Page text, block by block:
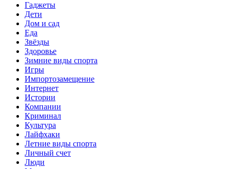
Гаджеты
Дети
Дом и сад
Еда
Звёзды
Здоровье
Зимние виды спорта
Игры
Импортозамещение
Интернет
Истории
Компании
Криминал
Культура
Лайфхаки
Летние виды спорта
Личный счет
Люди